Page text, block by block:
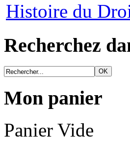
Histoire du
Recherchez
Mon panier
Panier Vide